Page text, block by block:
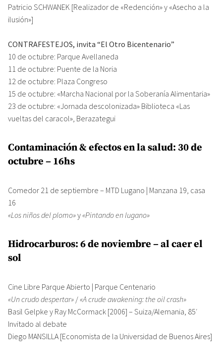
Patricio SCHWANEK [Realizador de «Redención» y «Asecho a la
ilusión»]
CONTRAFESTEJOS, invita “El Otro Bicentenario”
10 de octubre: Parque Avellaneda
11 de octubre: Puente de la Noria
12 de octubre: Plaza Congreso
15 de octubre: «Marcha Nacional por la Soberanía Alimentaria»
23 de octubre: «Jornada descolonizada» Biblioteca «Las
vueltas del caracol», Berazategui
Contaminación & efectos en la salud: 30 de
octubre – 16hs
Comedor 21 de septiembre – MTD Lugano | Manzana 19, casa
16
«Los niños del plomo»y«Pintando en lugano»
Hidrocarburos: 6 de noviembre – al caer el
sol
Cine Libre Parque Abierto | Parque Centenario
«Un crudo despertar» /«A crude awakening: the oil crash»
Basil Gelpke y Ray McCormack [2006] – Suiza/Alemania, 85′
Invitado al debate
Diego MANSILLA [Economista de la Universidad de Buenos Aires]